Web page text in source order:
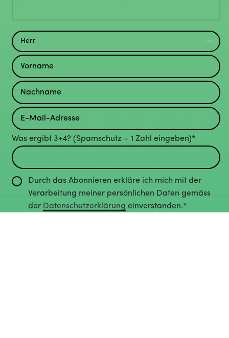
Was ergibt 3+4? (Spamschutz – 1 Zahl eingeben)*
Durch das Abonnieren erkläre ich mich mit der
Verarbeitung meiner persönlichen Daten gemäss
der Datenschutzerklärung einverstanden.*